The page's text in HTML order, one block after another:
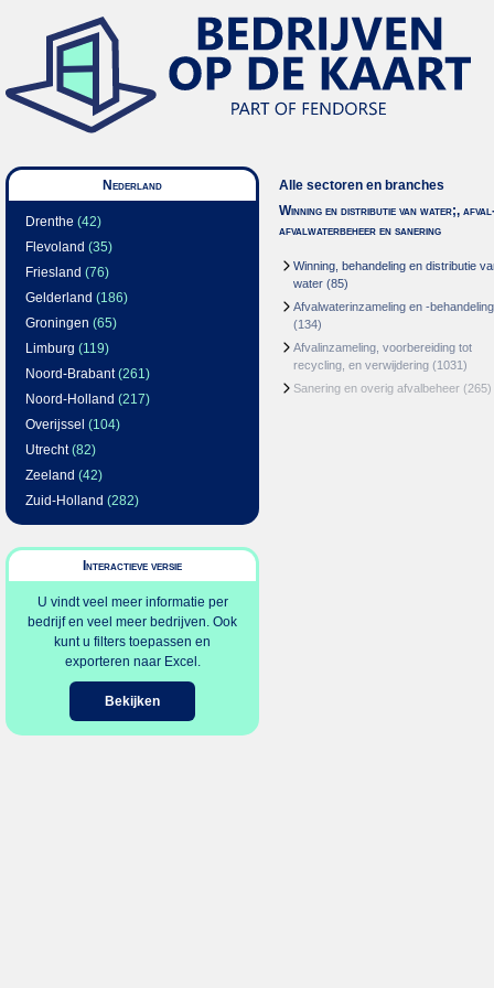
Nederland
Drenthe (42)
Flevoland (35)
Friesland (76)
Gelderland (186)
Groningen (65)
Limburg (119)
Noord-Brabant(261)
Noord-Holland (217)
Overijssel (104)
Utrecht(82)
Zeeland (42)
Zuid-Holland (282)
Interactieve versie
U vindt veel meer informatie per
bedrijf en veel meer bedrijven. Ook
kunt u filters toepassen en
exporteren naar Excel.
Bekijken
Alle sectoren en branches
Winning en distributie van water;,
afvalwaterbeheer en sanering
Winning, behandeling en distributie
water (85)
Afvalwaterinzameling en -behandeling
(134)
Afvalinzameling, voorbereiding tot
recycling, en verwijdering (1031)
Sanering en overig afvalbeheer (265)